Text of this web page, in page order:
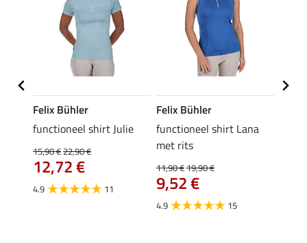
Felix Bühler
functioneel shirt Julie
15,90 €22,90 €
12,72 €
4.9 11
Felix Bühler
functioneel shirt Lana
met rits
11,90 €19,90 €
9,52 €
4.9 15